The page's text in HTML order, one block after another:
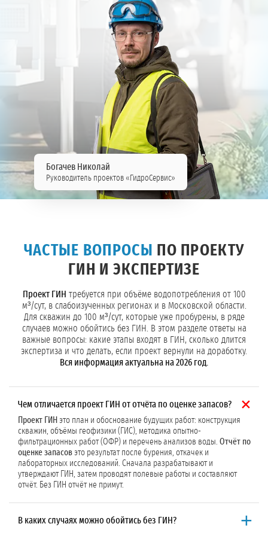
Богачев Николай
Руководитель проектов «ГидроСервис»
ЧАСТЫЕ ВОПРОСЫ
ПО ПРОЕКТУ
ГИН И ЭКСПЕРТИЗЕ
Проект ГИН требуется при объёме водопотребления от 100
м³/сут, в слабоизученных регионах и в Московской области.
Для скважин до 100 м³/сут, которые уже пробурены, в ряде
случаев можно обойтись без ГИН. В этом разделе ответы на
важные вопросы: какие этапы входят в ГИН, сколько длится
экспертиза и что делать, если проект вернули на доработку.
Вся информация актуальна на 2026 год.
Чем отличается проект ГИН от отчёта по оценке запасов?
Проект ГИН это план и обоснование будущих работ: конструкция
скважин, объёмы геофизики (ГИС), методика опытно-
фильтрационных работ (ОФР) и перечень анализов воды. Отчёт по
оценке запасов это результат после бурения, откачек и
лабораторных исследований. Сначала разрабатывают и
утверждают ГИН, затем проводят полевые работы и составляют
отчёт. Без ГИН отчёт не примут.
В каких случаях можно обойтись без ГИН?